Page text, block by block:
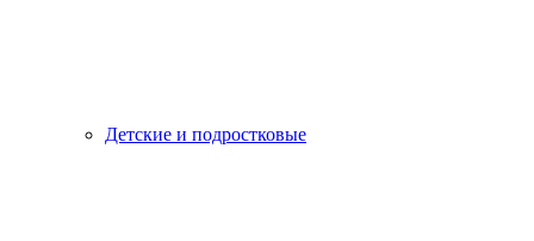
Детские и подростковые